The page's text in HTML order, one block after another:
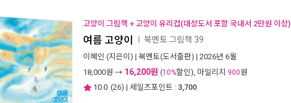
고양이 그림책 + 고양이 유리컵(대상도서 포함 국내서 2만원 이상)
여름 고양이 북멘토 그림책 39
이혜인 (지은이) | 북멘토(도서출판) | 2026년 6월
18,000원 → 16,200원 (10%할인), 마일리지 900원
10.0 (26) | 세일즈포인트 : 3,700